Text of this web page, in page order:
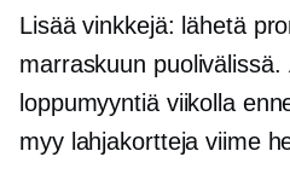
Lisää vinkkejä: lähetä
marraskuun puolivälissä.
loppumyyntiä viikolla
myy lahjakortteja viime